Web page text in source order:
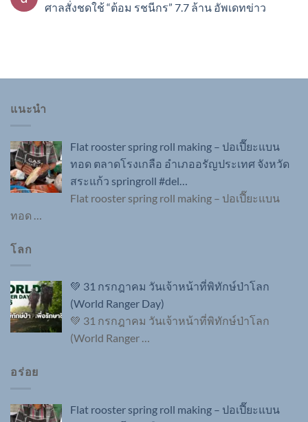
ศาลสั่งชดใช้ “ต้อม รชนีกร” 7.7 ล้าน อัพเดทข่าว
แนะนำ
Flat rooster spring roll making – ปอเปี๊ยะแบน
ทอด ตลาดโรงเกลือ อำเภออรัญประเทศ จังหวัด
สระแก้ว springroll #del…
Flat rooster spring roll making – ปอเปี๊ยะแบน
ทอด
โลก
💚 31 กรกฎาคม วันเจ้าหน้าที่พิทักษ์ป่าโลก
(World Ranger Day)
💚 31 กรกฎาคม วันเจ้าหน้าที่พิทักษ์ป่าโลก
(World Ranger …
อร่อย
Flat rooster spring roll making – ปอเปี๊ยะแบน